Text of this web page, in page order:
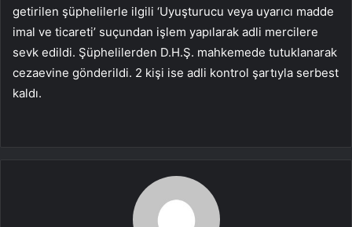
getirilen şüphelilerle ilgili ‘Uyuşturucu veya uyarıcı madde
imal ve ticareti’ suçundan işlem yapılarak adli mercilere
sevk edildi. Şüphelilerden D.H.Ş. mahkemede tutuklanarak
cezaevine gönderildi. 2 kişi ise adli kontrol şartıyla serbest
kaldı.